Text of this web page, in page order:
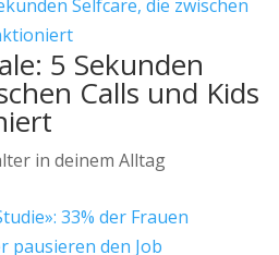
5 Sekunden
Calls und Kids
in deinem Alltag